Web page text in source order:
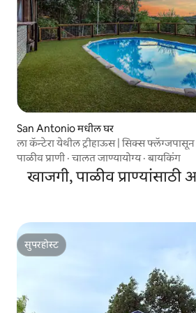
San Antonio मधील घर
ला कॅन्टेरा येथील ट्रीहाऊस | सिक्स फ्लॅग्जपासून
पाळीव प्राणी ·चालत जाण्यायोग्य·बायकिंग
खाजगी, पाळीव
सुपरहोस्ट
सुपरहोस्ट